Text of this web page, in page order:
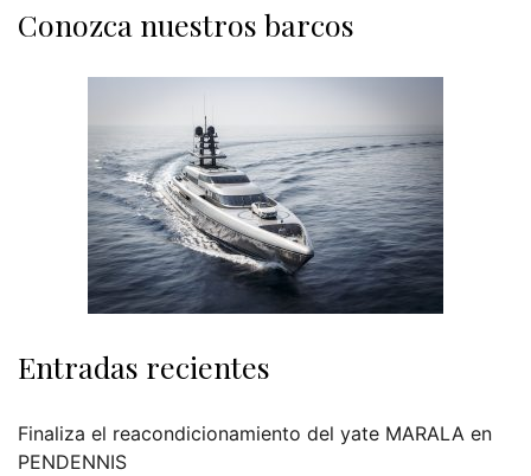
Conozca nuestros barcos
Entradas recientes
Finaliza el reacondicionamiento del yate MARALA en
PENDENNIS